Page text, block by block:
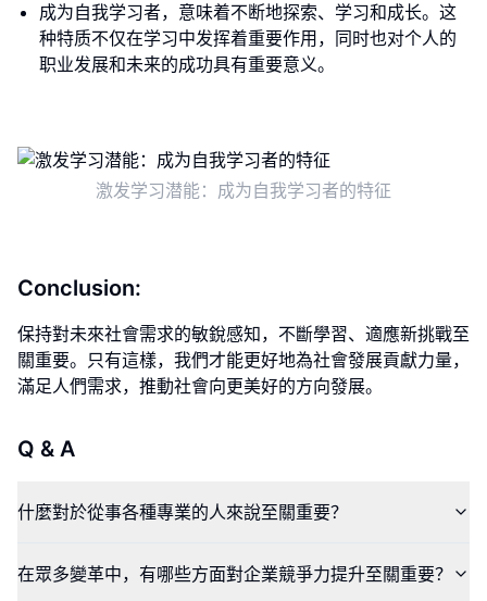
成为自我学习者，意味着不断地探索、学习和成长。这
种特质不仅在学习中发挥着重要作用，同时也对个人的
职业发展和未来的成功具有重要意义。
激发学习潜能：成为自我学习者的特征
Conclusion:
保持對未來社會需求的敏銳感知，不斷學習、適應新挑戰至
關重要。只有這樣，我們才能更好地為社會發展貢獻力量，
滿足人們需求，推動社會向更美好的方向發展。
Q & A
什麼對於從事各種專業的人來說至關重要？
在眾多變革中，有哪些方面對企業競爭力提升至關重要？